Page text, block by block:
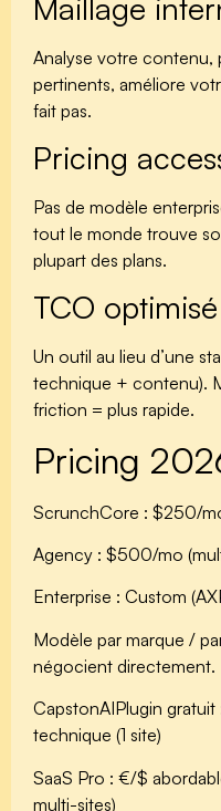
Maillage
Analyse votre contenu,
pertinents, améliore
fait pas.
Pricing
Pas de modèle
tout le monde trouve
plupart des plans.
TCO optimisé
Un outil au lieu d’une
technique + contenu).
friction = plus rapide.
Pricing
ScrunchCore : $250/
Agency : $500/mo
Enterprise : Custom
Modèle par marque /
négocient directement.
CapstonAIPlugin gratuit
technique (1 site)
SaaS Pro : €/$
multi-sites)